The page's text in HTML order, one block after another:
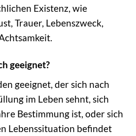
Existenz, wie
Trauer, Lebenszweck,
geeignet?
geeignet, der sich nach
im Leben sehnt, sich
Bestimmung ist, oder sich
Lebenssituation befindet